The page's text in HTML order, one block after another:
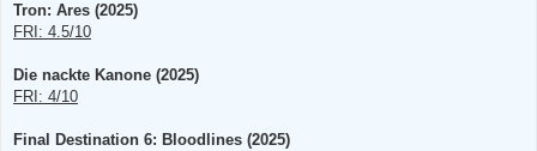
Tron: Ares (2025)
FRI: 4.5/10
Die nackte Kanone (2025)
FRI: 4/10
Final Destination 6: Bloodlines (2025)